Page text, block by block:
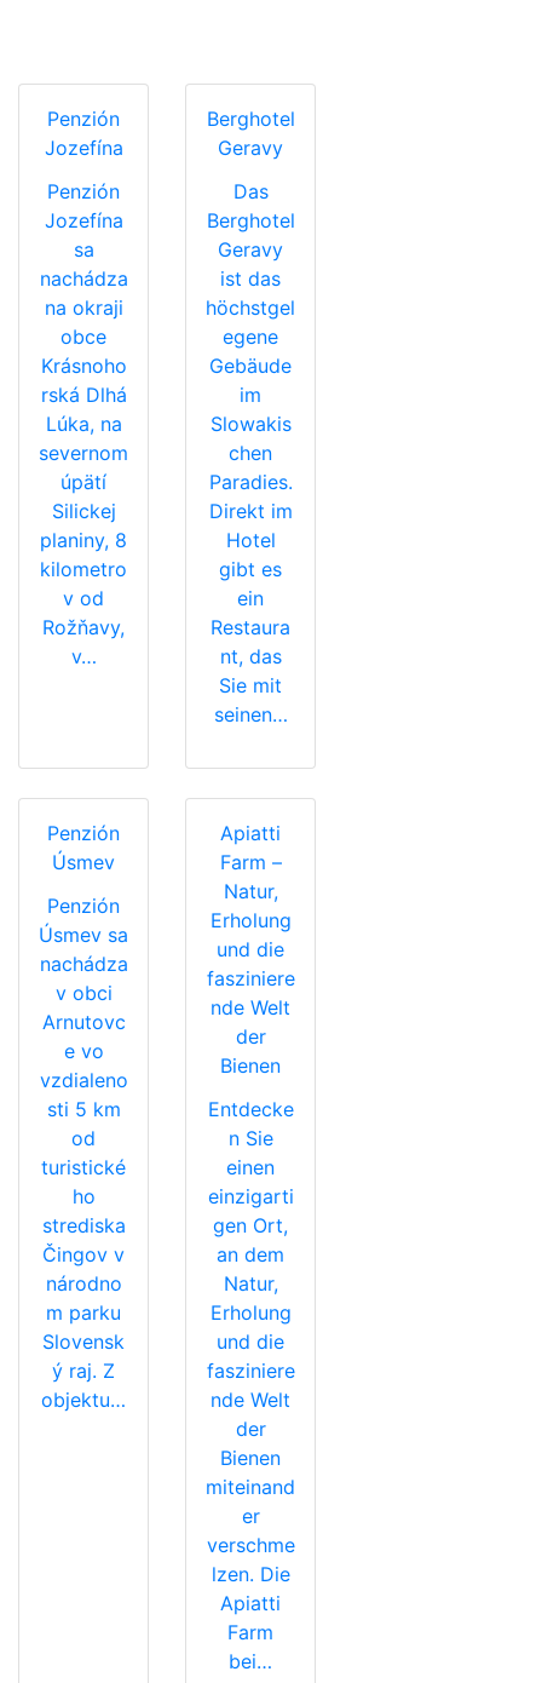
Penzión
Jozefína
Penzión
Jozefína
sa
nachádza
na okraji
obce
Krásnoho
rská Dlhá
Lúka, na
severnom
úpätí
Silickej
planiny, 8
kilometro
v od
Rožňavy,
v…
Berghotel
Geravy
Das
Berghotel
Geravy
ist das
höchstgel
egene
Gebäude
im
Slowakis
chen
Paradies.
Direkt im
Hotel
gibt es
ein
Restaura
nt, das
Sie mit
seinen…
Penzión
Úsmev
Penzión
Úsmev sa
nachádza
v obci
Arnutovc
e vo
vzdialeno
sti 5 km
od
turistické
ho
strediska
Čingov v
národno
m parku
Slovensk
ý raj. Z
objektu…
Apiatti
Farm –
Natur,
Erholung
und die
fasziniere
nde Welt
der
Bienen
Entdecke
n Sie
einen
einzigarti
gen Ort,
an dem
Natur,
Erholung
und die
fasziniere
nde Welt
der
Bienen
miteinand
er
verschme
lzen. Die
Apiatti
Farm
bei…